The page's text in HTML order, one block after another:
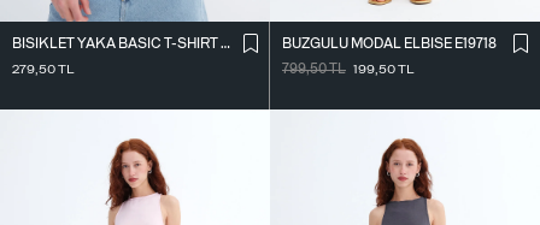
BISIKLET YAKA BASIC T-SHIRT P4322-1
279,50TL
BÜZGÜLÜ MODAL ELBISE E19718
799,50TL 199,50TL